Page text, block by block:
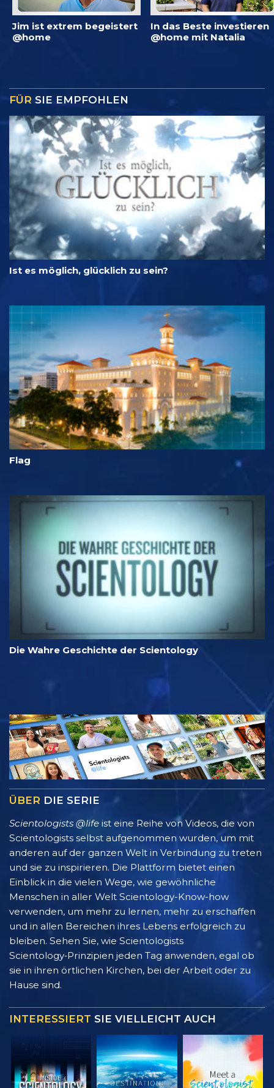
Jim ist extrem begeistert
@home
In das Beste investieren
@home mit Natalia
FÜR SIE EMPFOHLEN
Ist es möglich, glücklich zu sein?
Flag
Die Wahre Geschichte der Scientology
ÜBER DIE SERIE
Scientologists @life ist eine Reihe von Videos, die von
Scientologists selbst aufgenommen wurden, um mit
anderen auf der ganzen Welt in Verbindung zu treten
und sie zu inspirieren. Die Plattform bietet einen
Einblick in die vielen Wege, wie gewöhnliche
Menschen in aller Welt Scientology-Know-how
verwenden, um mehr zu lernen, mehr zu erschaffen
und in allen Bereichen ihres Lebens erfolgreich zu
bleiben. Sehen Sie, wie Scientologists
Scientology‑Prinzipien jeden Tag anwenden, egal ob
sie in ihren örtlichen Kirchen, bei der Arbeit oder zu
Hause sind.
INTERESSIERT SIE VIELLEICHT AUCH